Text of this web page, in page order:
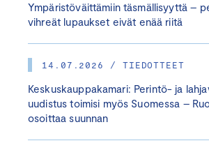
Ympäristöväittämiin täsmällisyyttä –
vihreät lupaukset eivät enää riitä
14.07.2026 / TIEDOTTEET
Keskuskauppakamari: Perintö- ja
uudistus toimisi myös Suomessa –
osoittaa suunnan